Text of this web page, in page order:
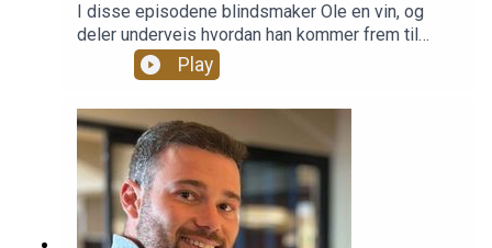
I disse episodene blindsmaker Ole en vin, og
deler underveis hvordan han kommer frem til
riktig (eller feil) valg. Flaskene kan komme fra pol
eller kjeller, og fra hvilken som helst drue, område
og årgang. I episode 2 blir det en mørkere og mer
rustikk rødvin, der analysen beveger seg fra Loire
og cabernet franc til et helt annet sted enn
forventet.
Play